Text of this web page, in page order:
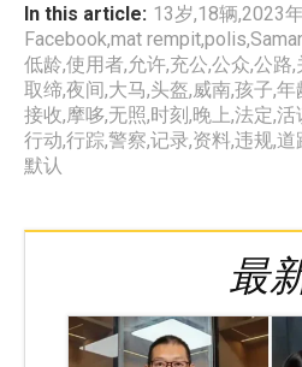
In this article: 13岁,18辆,2023年
Facebook,mat rempit,polis,
低龄,使用者,允许,充公,公众,公路,
取缔,夜间,大马,头盔,威南,孩子,年
接收,摩哆,无照,时刻,晚上,法定,活
行动,行踪,警察,记录,资料,违规,道
默认
最